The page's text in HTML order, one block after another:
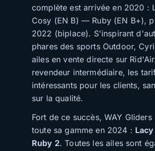
complète est arrivée en 2020 :
Cosy (EN B) — Ruby (EN B+),
2022 (biplace). S'inspirant
phares des sports Outdoor,
ailes en vente directe sur
revendeur intermédiaire, les
intéressants pour les clients,
sur la qualité.
Fort de ce succès, WAY Gliders
toute sa gamme en 2024 :
Ruby 2. Toutes les ailes sont